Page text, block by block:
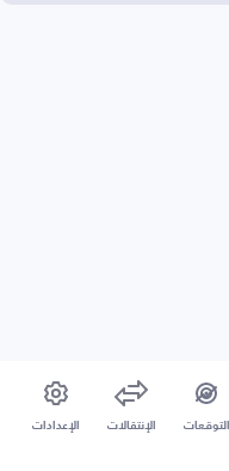
التوقعات الإنتقالات الإعدادات